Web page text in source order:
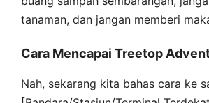
tanaman, dan jangan memberi
Cara Mencapai Treetop
Nah, sekarang kita bahas cara ke